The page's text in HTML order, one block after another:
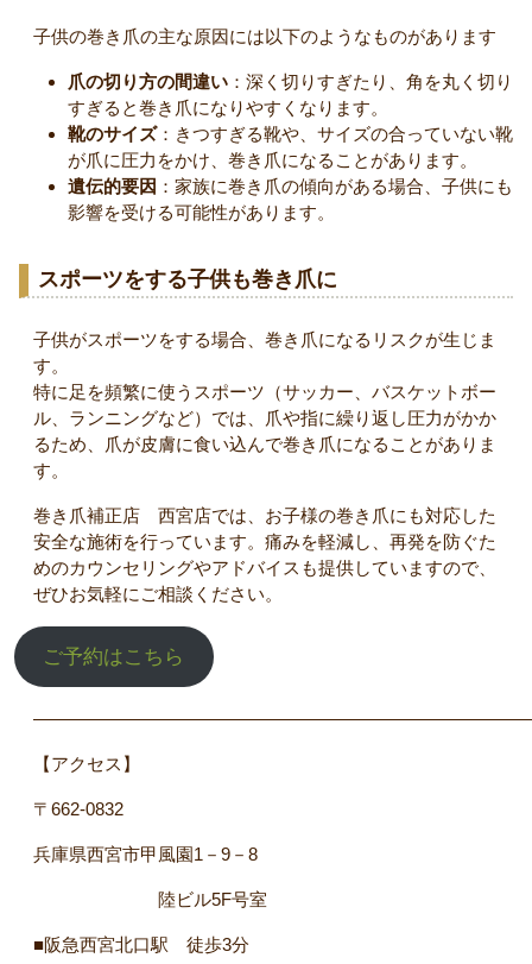
子供の巻き爪の主な原因には以下のようなものがあります
爪の切り方の間違い ：深く切りすぎたり、角を丸く切り
すぎると巻き爪になりやすくなります。
靴のサイズ：きつすぎる靴や、サイズの合っていない靴
が爪に圧力をかけ、巻き爪になることがあります。
遺伝的要因 ：家族に巻き爪の傾向がある場合、子供にも
影響を受ける可能性があります。
スポーツをする子供も巻き爪に
子供がスポーツをする場合、巻き爪になるリスクが生じま
す。
特に足を頻繁に使うスポーツ（サッカー、バスケットボー
ル、ランニングなど）では、爪や指に繰り返し圧力がかか
るため、爪が皮膚に食い込んで巻き爪になることがありま
す。
巻き爪補正店 西宮店では、お子様の巻き爪にも対応した
安全な施術を行っています。痛みを軽減し、再発を防ぐた
めのカウンセリングやアドバイスも提供していますので、
ぜひお気軽にご相談ください。
ご予約はこちら
【アクセス】
〒662‐0832
兵庫県西宮市甲風園1－9－8
陸ビル5F号室
■阪急西宮北口駅 徒歩3分